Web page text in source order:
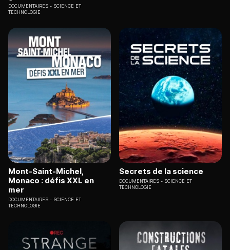
DOCUMENTAIRES
SCIENCE ET
TECHNOLOGIE
Mont-Saint-Michel,
Monaco : défis XXL en
mer
DOCUMENTAIRES
SCIENCE ET
TECHNOLOGIE
Secrets de la science
DOCUMENTAIRES
SCIENCE ET
TECHNOLOGIE